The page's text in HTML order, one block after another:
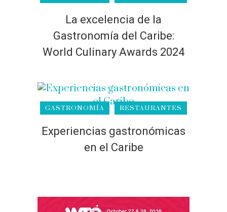
La excelencia de la
Gastronomía del Caribe:
World Culinary Awards 2024
GASTRONOMÍA RESTAURANTES
Experiencias gastronómicas
en el Caribe